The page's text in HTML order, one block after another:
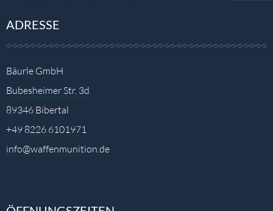
ADRESSE
Bäurle GmbH
Bubesheimer Str. 3d
89346 Bibertal
+49 8226 6101971
info@waffenmunition.de